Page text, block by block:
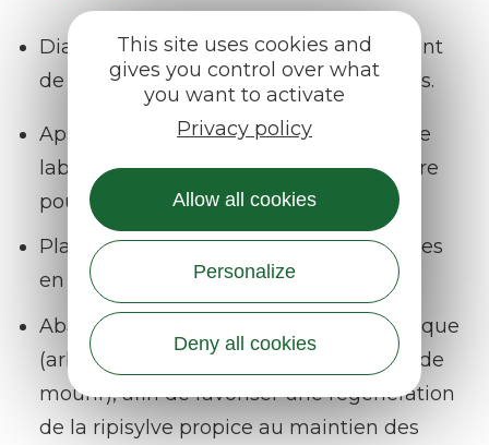
Diagnostic des causes de dépérissement
de la ripisylve du Bès et de ses affluents.
Appui à la structuration d’une pépinière
labelisée « Végétal local » sur le territoire
pour fournir des plants adaptés.
Plantation de ripisylve lorsque les berges
en sont dépourvues.
Abattage ou recépage* des arbres à risque
(arbres fortement penchés ou en train de
mourir), afin de favoriser une régénération
de la ripisylve propice au maintien des
This site uses cookies and
gives you control over what
you want to activate
Privacy policy
Allow all cookies
Personalize
Deny all cookies